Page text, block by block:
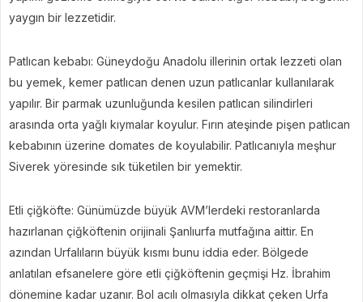
yaygın bir lezzetidir.
Patlıcan kebabı: Güneydoğu Anadolu illerinin ortak lezzeti olan
bu yemek, kemer patlıcan denen uzun patlıcanlar kullanılarak
yapılır. Bir parmak uzunluğunda kesilen patlıcan silindirleri
arasında orta yağlı kıymalar koyulur. Fırın ateşinde pişen patlıcan
kebabının üzerine domates de koyulabilir. Patlıcanıyla meşhur
Siverek yöresinde sık tüketilen bir yemektir.
Etli çiğköfte: Günümüzde büyük AVM’lerdeki restoranlarda
hazırlanan çiğköftenin orijinali Şanlıurfa mutfağına aittir. En
azından Urfalıların büyük kısmı bunu iddia eder. Bölgede
anlatılan efsanelere göre etli çiğköftenin geçmişi Hz. İbrahim
dönemine kadar uzanır. Bol acılı olmasıyla dikkat çeken Urfa